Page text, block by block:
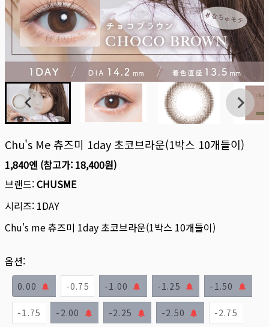
Chu's Me 츄즈미 1day 초코브라운(1박스 10개들이)
1,840엔 (참고가: 18,400원)
브랜드:CHUSME
시리즈: 1DAY
Chu's me 츄즈미 1day 초코브라운(1박스 10개들이)
옵션:
0.00 -0.75 -1.00 -1.25 -1.50
-1.75 -2.00 -2.25 -2.50 -2.75